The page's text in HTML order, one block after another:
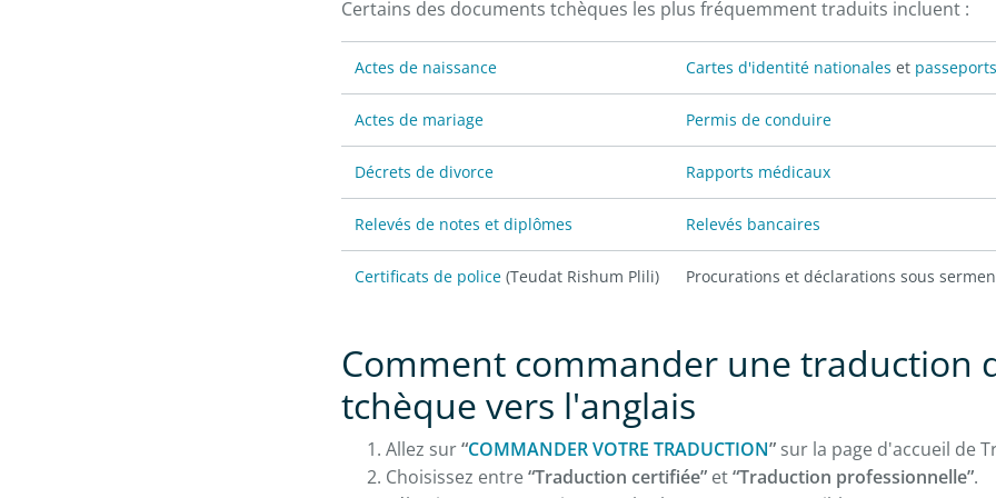
Certains des documents tchèques les plus fréquemment traduits incluent :
Actes de naissance Cartes d'identité nationales et passeports
Actes de mariage Permis de conduire
Décrets de divorce Rapports médicaux
Relevés de notes et diplômes Relevés bancaires
Certificats de police (Teudat Rishum Plili) Procurations et déclarations sous
Comment commander une traduction
tchèque vers l'anglais
Allez sur“COMMANDER VOTRE TRADUCTION” sur la page d'accueil de
Choisissez entre“Traduction certifiée” et“Traduction professionnelle”.